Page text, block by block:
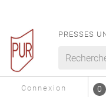
PRESSES
Connexion 0